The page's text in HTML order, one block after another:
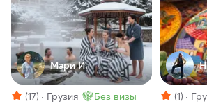
Мэри И.
(17) Грузия Без визы (1)